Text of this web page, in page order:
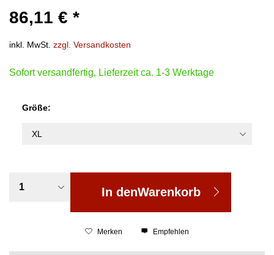
86,11 € *
inkl. MwSt. zzgl. Versandkosten
Sofort versandfertig, Lieferzeit ca. 1-3 Werktage
Größe:
In denWarenkorb
Merken Empfehlen